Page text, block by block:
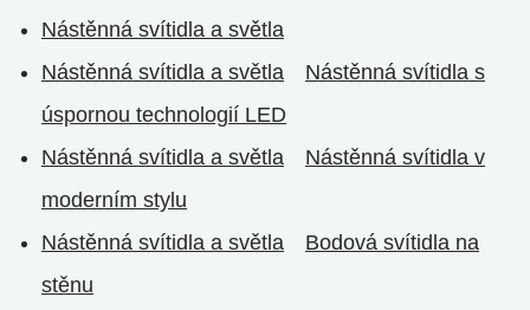
Nástěnná svítidla a světla
Nástěnná svítidla a světla
Nástěnná svítidla s
úspornou technologií LED
Nástěnná svítidla a světla
Nástěnná svítidla v
moderním stylu
Nástěnná svítidla a světla
Bodová svítidla na
stěnu